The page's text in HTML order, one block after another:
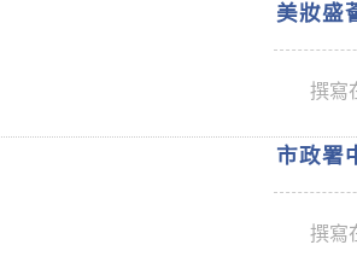
美妝盛
撰寫
市政署
撰寫